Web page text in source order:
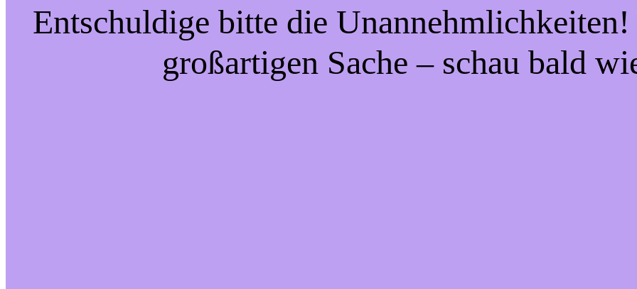
Entschuldige bitte die
großartigen Sache – schau bald